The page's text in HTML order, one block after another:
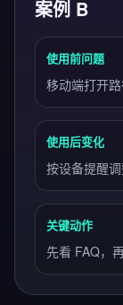
案例 B
使用前问题
移动端打开
使用后变化
按设备提醒
关键动作
先看 FAQ，